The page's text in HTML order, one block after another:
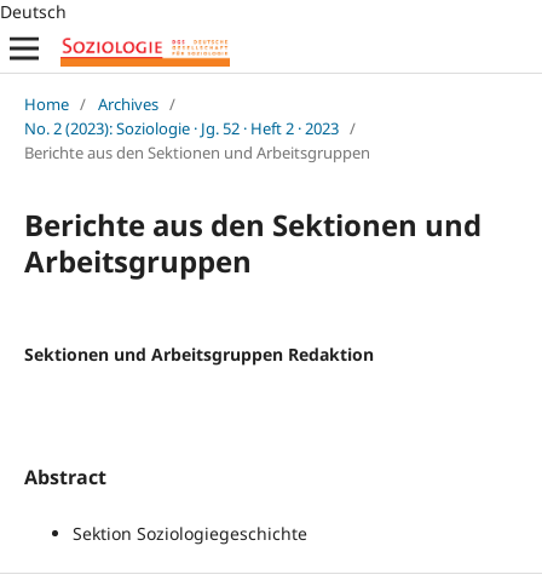
Deutsch
Home / Archives /
No. 2 (2023): Soziologie · Jg. 52 · Heft 2 · 2023 /
Berichte aus den Sektionen und Arbeitsgruppen
Berichte aus den Sektionen und
Arbeitsgruppen
Sektionen und Arbeitsgruppen Redaktion
Abstract
Sektion Soziologiegeschichte